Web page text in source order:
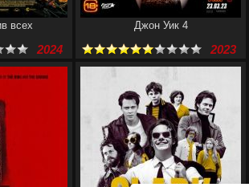
всех
2024
Джон Уик 4
2023